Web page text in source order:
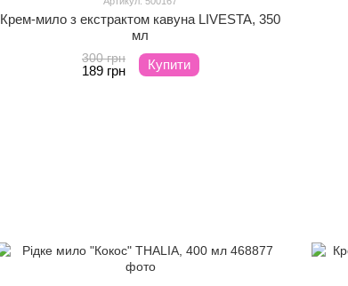
Крем-мило з екстрактом кавуна LIVESTA, 350
мл
300 грн
189 грн Купити